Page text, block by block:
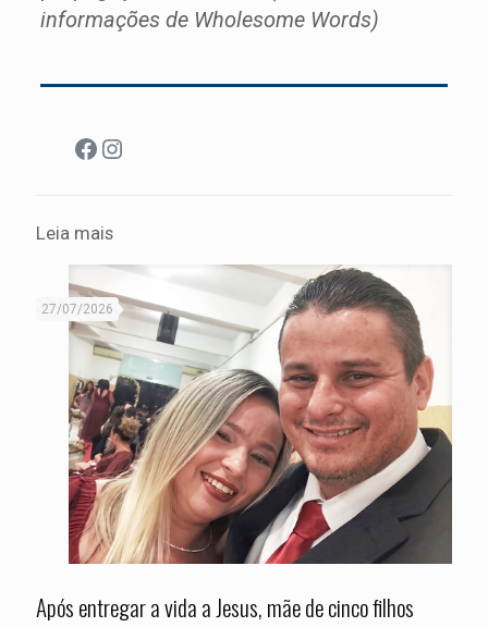
informações de Wholesome Words)
Facebook
Instagram
Leia mais
27/07/2026
Após entregar a vida a Jesus, mãe de cinco filhos